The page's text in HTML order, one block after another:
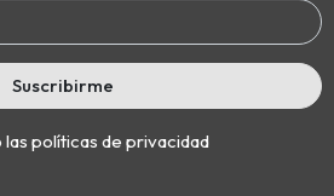
Suscribirme
políticas de privacidad